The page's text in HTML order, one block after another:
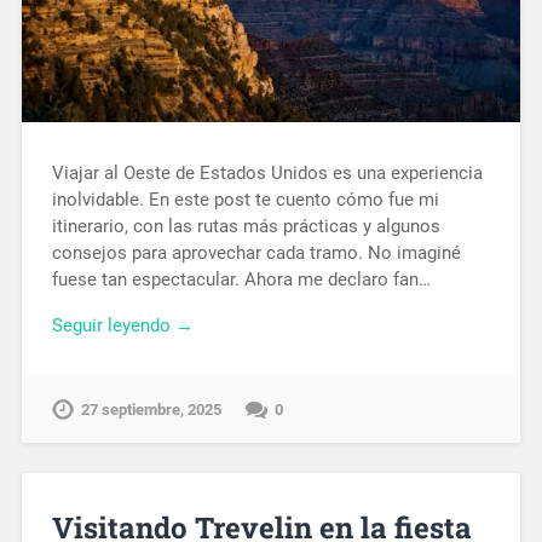
Viajar al Oeste de Estados Unidos es una experiencia
inolvidable. En este post te cuento cómo fue mi
itinerario, con las rutas más prácticas y algunos
consejos para aprovechar cada tramo. No imaginé
fuese tan espectacular. Ahora me declaro fan…
Seguir leyendo →
27 septiembre, 2025 0
Visitando Trevelin en la fiesta